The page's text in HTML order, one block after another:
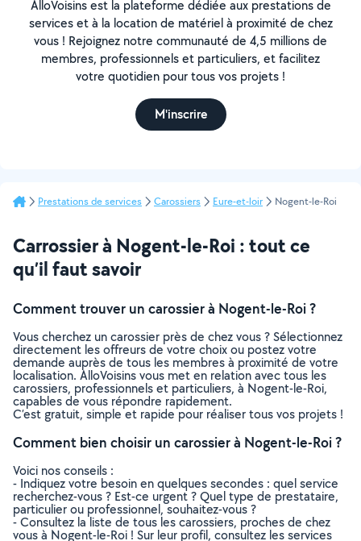
AlloVoisins est la plateforme dédiée aux prestations de
services et à la location de matériel à proximité de chez
vous ! Rejoignez notre communauté de 4,5 millions de
membres, professionnels et particuliers, et facilitez
votre quotidien pour tous vos projets !
M'inscrire
Prestations de services Carossiers Eure-et-loir Nogent-le-Roi
Carrossier à Nogent-le-Roi : tout ce
qu’il faut savoir
Comment trouver un carossier à Nogent-le-Roi ?
Vous cherchez un carossier près de chez vous ? Sélectionnez
directement les offreurs de votre choix ou postez votre
demande auprès de tous les membres à proximité de votre
localisation. AlloVoisins vous met en relation avec tous les
carossiers, professionnels et particuliers, à Nogent-le-Roi,
capables de vous répondre rapidement.
C’est gratuit, simple et rapide pour réaliser tous vos projets !
Comment bien choisir un carossier à Nogent-le-Roi ?
Voici nos conseils :
- Indiquez votre besoin en quelques secondes : quel service
recherchez-vous ? Est-ce urgent ? Quel type de prestataire,
particulier ou professionnel, souhaitez-vous ?
- Consultez la liste de tous les carossiers, proches de chez
vous à Nogent-le-Roi ! Sur leur profil, consultez les services